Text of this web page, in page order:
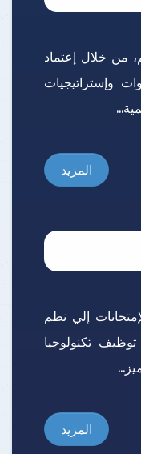
من خلال إعتماد
وإستراتيجيات
المزيد
إلي نظم
تكنولوجيا
المزيد